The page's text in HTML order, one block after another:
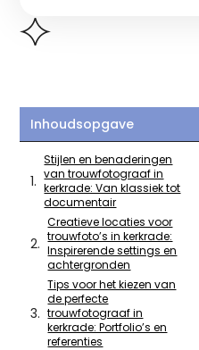
Inhoudsopgave
Stijlen en benaderingen
van trouwfotograaf in
kerkrade: Van klassiek tot
documentair
Creatieve locaties voor
trouwfoto’s in kerkrade:
Inspirerende settings en
achtergronden
Tips voor het kiezen van
de perfecte
trouwfotograaf in
kerkrade: Portfolio’s en
referenties